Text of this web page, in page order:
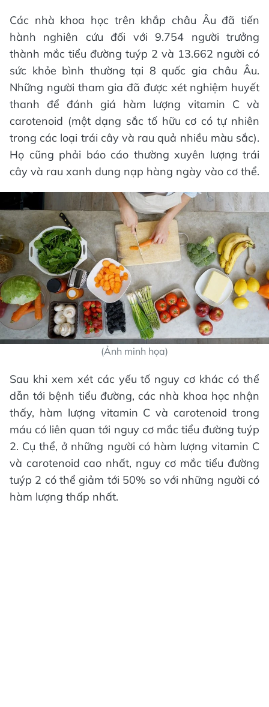
Các nhà khoa học trên khắp châu Âu đã tiến
hành nghiên cứu đối với 9.754 người trưởng
thành mắc tiểu đường tuýp 2 và 13.662 người có
sức khỏe bình thường tại 8 quốc gia châu Âu.
Những người tham gia đã được xét nghiệm huyết
thanh để đánh giá hàm lượng vitamin C và
carotenoid (một dạng sắc tố hữu cơ có tự nhiên
trong các loại trái cây và rau quả nhiều màu sắc).
Họ cũng phải báo cáo thường xuyên lượng trái
cây và rau xanh dung nạp hàng ngày vào cơ thể.
(Ảnh minh họa)
Sau khi xem xét các yếu tố nguy cơ khác có thể
dẫn tới bệnh tiểu đường, các nhà khoa học nhận
thấy, hàm lượng vitamin C và carotenoid trong
máu có liên quan tới nguy cơ mắc tiểu đường tuýp
2. Cụ thể, ở những người có hàm lượng vitamin C
và carotenoid cao nhất, nguy cơ mắc tiểu đường
tuýp 2 có thể giảm tới 50% so với những người có
hàm lượng thấp nhất.